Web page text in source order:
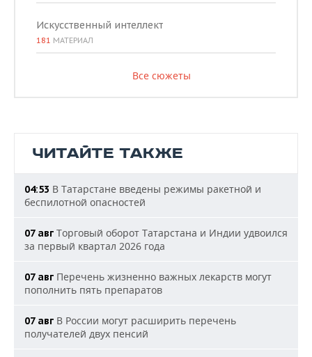
Искусственный интеллект
181 МАТЕРИАЛ
Все сюжеты
ЧИТАЙТЕ ТАКЖЕ
04:53 В Татарстане введены режимы ракетной и
беспилотной опасностей
07 авг Торговый оборот Татарстана и Индии удвоился
за первый квартал 2026 года
07 авг Перечень жизненно важных лекарств могут
пополнить пять препаратов
07 авг В России могут расширить перечень
получателей двух пенсий